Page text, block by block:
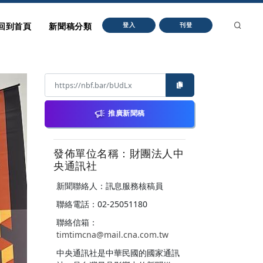
到首頁 新聞稿分類 登入 刊登
推廣新聞稿
發佈單位名稱：財團法人中
央通訊社
新聞聯絡人：訊息服務核稿員
聯絡電話：02-25051180
聯絡信箱：
timtimcna@mail.cna.com.tw
中央通訊社是中華民國的國家通訊